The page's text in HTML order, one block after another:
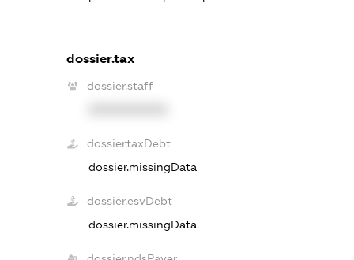
dossier.tax
dossier.staff
dossier.taxDebt
dossier.missingData
dossier.esvDebt
dossier.missingData